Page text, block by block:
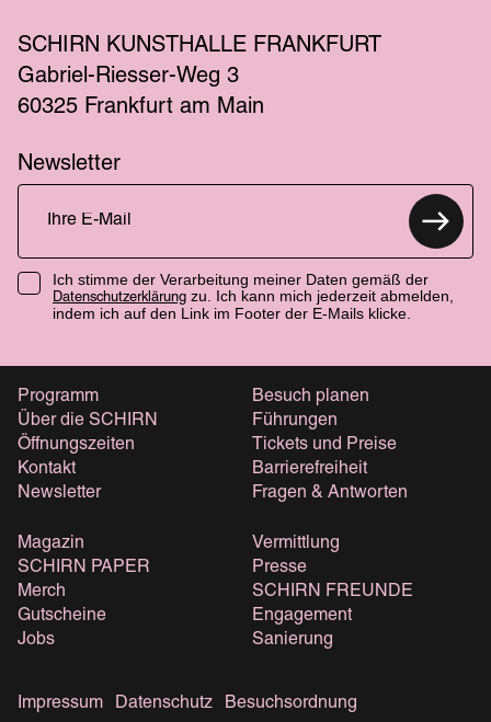
SCHIRN KUNSTHALLE FRANKFURT
Gabriel-Riesser-Weg 3
60325 Frankfurt am Main
Newsletter
Ich stimme der Verarbeitung meiner Daten gemäß der
Datenschutzerklärung zu. Ich kann mich jederzeit abmelden,
indem ich auf den Link im Footer der E-Mails klicke.
Programm
Über die SCHIRN
Öffnungszeiten
Kontakt
Newsletter
Besuch planen
Führungen
Tickets und Preise
Barrierefreiheit
Fragen & Antworten
Magazin
SCHIRN PAPER
Merch
Gutscheine
Jobs
Vermittlung
Presse
SCHIRN FREUNDE
Engagement
Sanierung
Impressum Datenschutz Besuchsordnung